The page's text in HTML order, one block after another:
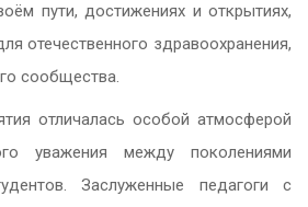
пути, достижениях и открытиях,
отечественного здравоохранения,
сообщества.
отличалась особой атмосферой
уважения между поколениями
Заслуженные педагоги с